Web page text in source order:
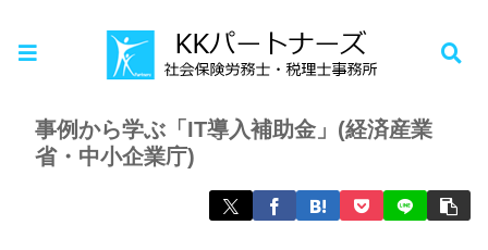
お知らせ
事例から学ぶ「IT導入補助金」(経済産業
省・中小企業庁)